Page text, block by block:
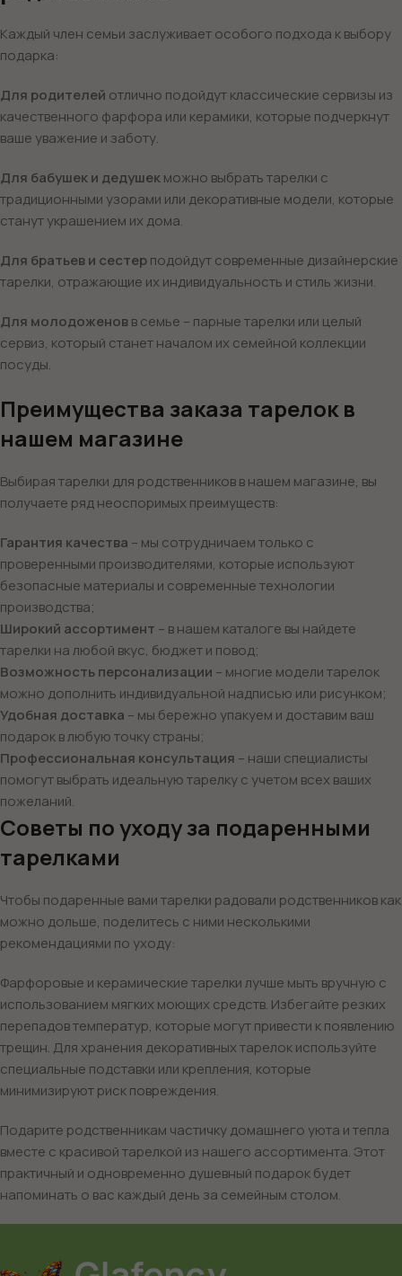
Каждый член семьи заслуживает особого подхода к выбору
подарка:
Для родителей отлично подойдут классические сервизы из
качественного фарфора или керамики, которые подчеркнут
ваше уважение и заботу.
Для бабушек и дедушекможно выбрать тарелки с
традиционными узорами или декоративные модели, которые
станут украшением их дома.
Для братьев и сестерподойдут современные дизайнерские
тарелки, отражающие их индивидуальность и стиль жизни.
Для молодоженовв семье – парные тарелки или целый
сервиз, который станет началом их семейной коллекции
посуды.
Преимущества заказа тарелок в
нашем магазине
Выбирая тарелки для родственников в нашем магазине, вы
получаете ряд неоспоримых преимуществ:
Гарантия качества – мы сотрудничаем только с
проверенными производителями, которые используют
безопасные материалы и современные технологии
производства;
Широкий ассортимент – в нашем каталоге вы найдете
тарелки на любой вкус, бюджет и повод;
Возможность персонализации – многие модели тарелок
можно дополнить индивидуальной надписью или рисунком;
Удобная доставка – мы бережно упакуем и доставим ваш
подарок в любую точку страны;
Профессиональная консультация – наши специалисты
помогут выбрать идеальную тарелку с учетом всех ваших
пожеланий.
Советы по уходу за подаренными
тарелками
Чтобы подаренные вами тарелки радовали родственников как
можно дольше, поделитесь с ними несколькими
рекомендациями по уходу:
Фарфоровые и керамические тарелки лучше мыть вручную с
использованием мягких моющих средств. Избегайте резких
перепадов температур, которые могут привести к появлению
трещин. Для хранения декоративных тарелок используйте
специальные подставки или крепления, которые
минимизируют риск повреждения.
Подарите родственникам частичку домашнего уюта и тепла
вместе с красивой тарелкой из нашего ассортимента. Этот
практичный и одновременно душевный подарок будет
напоминать о вас каждый день за семейным столом.